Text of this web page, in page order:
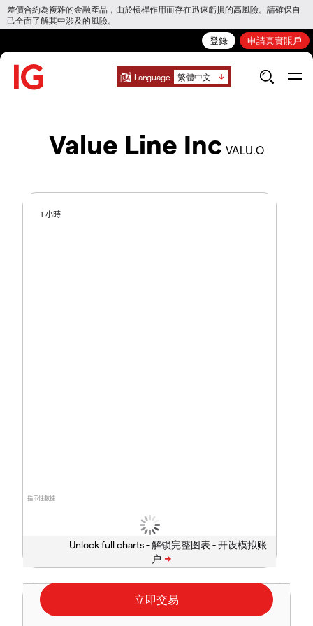
差價合約為複雜的金融產品，由於槓桿作用而存在迅速虧損的高風險。請確保自
己全面了解其中涉及的風險。
登錄 申請真實賬戶
Language 繁體中文
Value Line Inc VALU.O
指示性數據
1 小時
Unlock full charts -